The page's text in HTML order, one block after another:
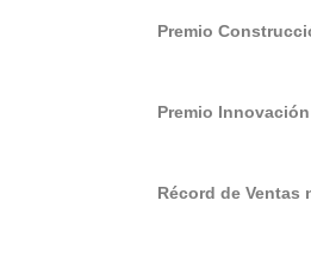
Premio
Premio
Récord de Ventas